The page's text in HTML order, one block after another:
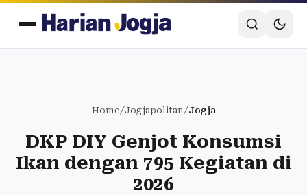
Home/Jogjapolitan/Jogja
DKP DIY Genjot Konsumsi
Ikan dengan 795 Kegiatan di
2026